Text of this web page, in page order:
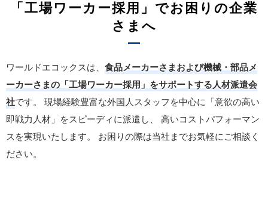
「工場ワーカー採用」でお困りの企業
さまへ
ワールドエコックスは、 食品メーカーさまおよび機械・部品メ
ーカーさまの「工場ワーカー採用」をサポートする人材派遣会
社です。
現場経験豊富な外国人スタッフを中心に「意欲の高い
即戦力人材」をスピーディに派遣し、
高いコストパフォーマン
スを実現いたします。
お困りの際は当社までお気軽にご相談く
ださい。